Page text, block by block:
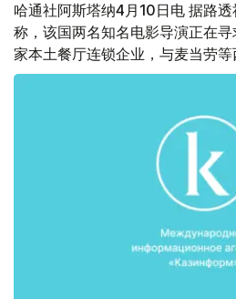
哈通社阿斯塔纳4月10日电 据路
称，该国两名知名电影导演正在
家本土餐厅连锁企业，与麦当劳等